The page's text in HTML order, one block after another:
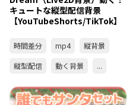
キュートな縦型配信背景
【YouTubeShorts/TikTok】
時間差分 mp4
縦背景
縦型配信
動く背景 ...